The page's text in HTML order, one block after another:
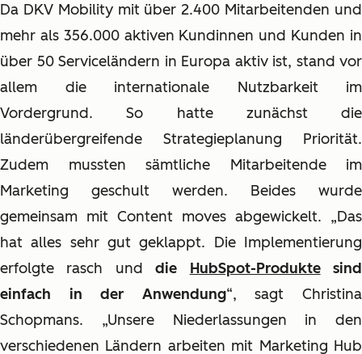
Da DKV Mobility mit über 2.400 Mitarbeitenden und
mehr als 356.000 aktiven Kundinnen und Kunden in
über 50 Serviceländern in Europa aktiv ist, stand vor
allem die internationale Nutzbarkeit im
Vordergrund. So hatte zunächst die
länderübergreifende Strategieplanung Priorität.
Zudem mussten sämtliche Mitarbeitende im
Marketing geschult werden. Beides wurde
gemeinsam mit Content moves abgewickelt. „Das
hat alles sehr gut geklappt. Die Implementierung
erfolgte rasch unddie HubSpot-Produktesind
einfach in der Anwendung“, sagt Christina
Schopmans. „Unsere Niederlassungen in den
verschiedenen Ländern arbeiten mit Marketing Hub